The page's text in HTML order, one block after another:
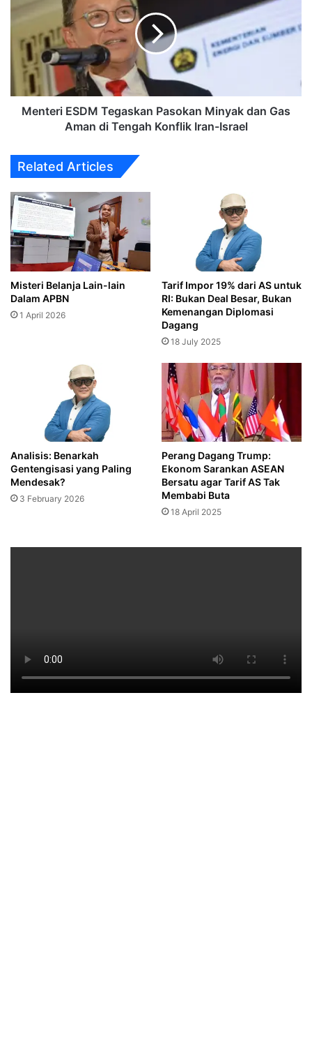
Tegaskan
Minyak
dan
Gas
di
Tengah
Israel
Menteri ESDM Tegaskan Pasokan Minyak dan Gas
Aman di Tengah Konflik Iran-Israel
Related Articles
Misteri Belanja Lain-lain
Dalam APBN
1 April 2026
Tarif Impor 19% dari AS untuk
RI: Bukan Deal Besar, Bukan
Kemenangan Diplomasi
Dagang
18 July 2025
Analisis: Benarkah
Gentengisasi yang Paling
Mendesak?
3 February 2026
Perang Dagang Trump:
Ekonom Sarankan ASEAN
Bersatu agar Tarif AS Tak
Membabi Buta
18 April 2025